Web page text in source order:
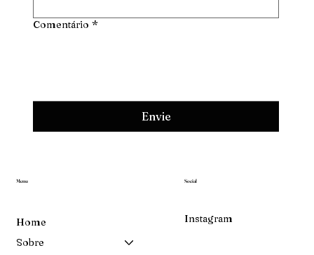
Menu
Home
Sobre
Social
Instagram
Comentário *
Envie